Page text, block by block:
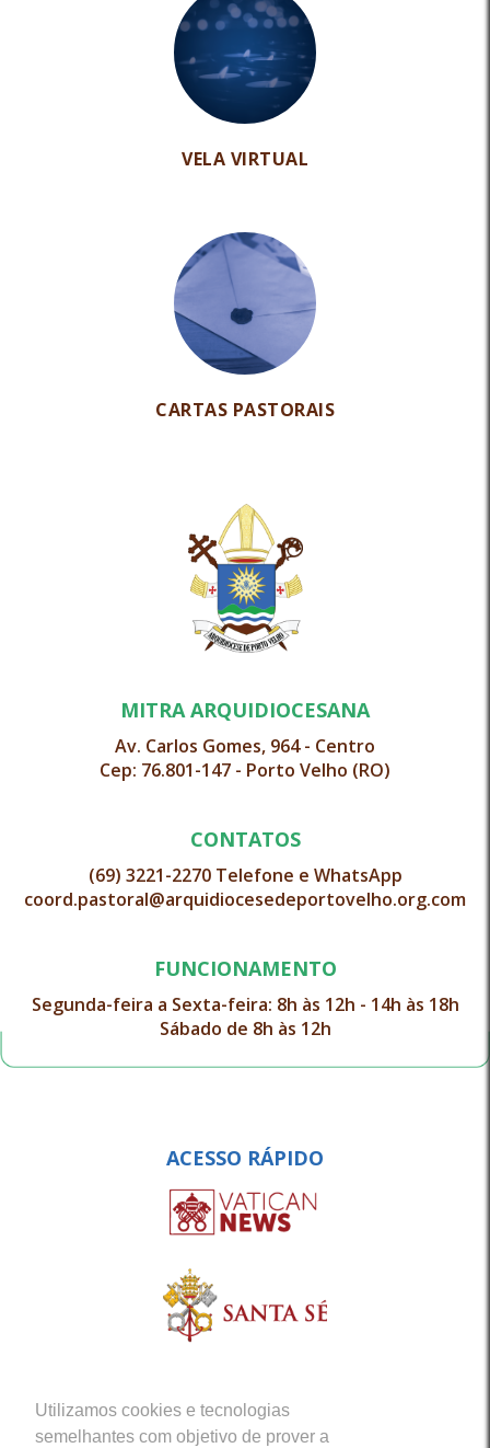
Utilizamos cookies e tecnologias
semelhantes com objetivo de prover a
VELA VIRTUAL
CARTAS PASTORAIS
MITRA ARQUIDIOCESANA
Av. Carlos Gomes, 964 - Centro
Cep: 76.801-147 - Porto Velho (RO)
CONTATOS
(69) 3221-2270 Telefone e WhatsApp
coord.pastoral@arquidiocesedeportovelho.org.com
FUNCIONAMENTO
Segunda-feira a Sexta-feira: 8h às 12h - 14h às 18h
Sábado de 8h às 12h
ACESSO RÁPIDO